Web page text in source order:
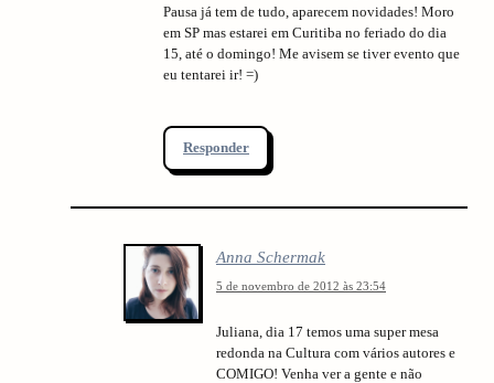
Pausa já tem de tudo, aparecem novidades! Moro
em SP mas estarei em Curitiba no feriado do dia
15, até o domingo! Me avisem se tiver evento que
eu tentarei ir! =)
Responder
Anna Schermak
5 de novembro de 2012 às 23:54
Juliana, dia 17 temos uma super mesa
redonda na Cultura com vários autores e
COMIGO! Venha ver a gente e não